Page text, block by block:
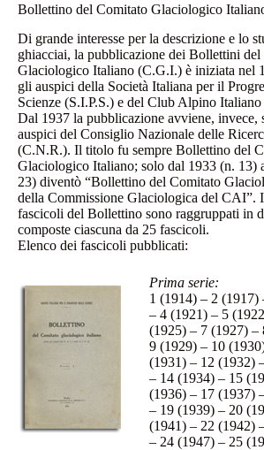
Bollettino del Comitato Glaciologico
Di grande interesse per la descrizione e lo
ghiacciai, la pubblicazione dei Bollettini del
Glaciologico Italiano (C.G.I.) è iniziata nel
gli auspici della Società Italiana per il
Scienze (S.I.P.S.) e del Club Alpino
Dal 1937 la pubblicazione avviene, invece,
auspici del Consiglio Nazionale delle
(C.N.R.). Il titolo fu sempre Bollettino del
Glaciologico Italiano; solo dal 1933 (n. 13)
23) diventò “Bollettino del Comitato
della Commissione Glaciologica del CAI”.
fascicoli del Bollettino sono raggruppati in
composte ciascuna da 25 fascicoli.
Elenco dei fascicoli pubblicati:
Prima serie:
1 (1914) – 2 (1917)
– 4 (1921) – 5
(1925) – 7 (1927) –
9 (1929) – 10
(1931) – 12 (1932)
– 14 (1934) – 15
(1936) – 17 (1937)
– 19 (1939) – 20
(1941) – 22 (1942)
– 24 (1947) – 25